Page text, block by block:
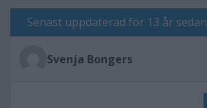
Senast uppdaterad för 13 år sedan
Svenja Bongers